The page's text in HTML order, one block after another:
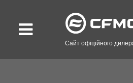
Сайт офіційного